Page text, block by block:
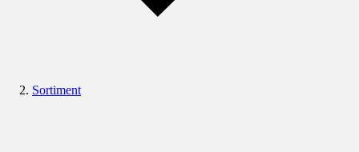
Sortiment